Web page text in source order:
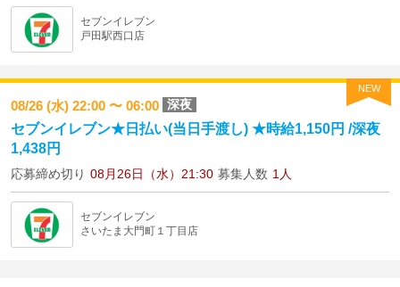
セブンイレブン
戸田駅西口店
NEW
08/26 (水) 22:00 〜 06:00 深夜
セブンイレブン★日払い(当日手渡し) ★時給1,150円 /深夜
1,438円
応募締め切り 08月26日（水）21:30 募集人数 1人
セブンイレブン
さいたま大門町１丁目店